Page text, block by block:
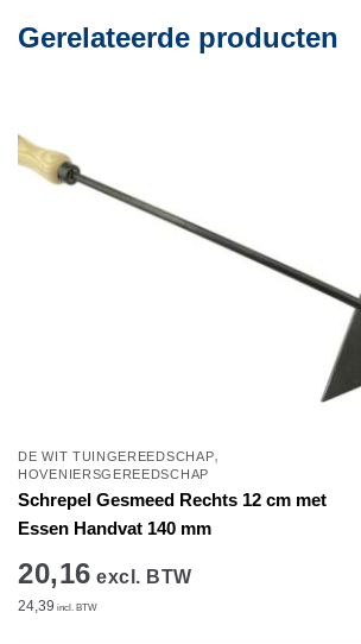
Gerelateerde producten
DE WIT TUINGEREEDSCHAP,
HOVENIERSGEREEDSCHAP
Schrepel Gesmeed Rechts 12 cm met
Essen Handvat 140 mm
20,16 excl. BTW
24,39 incl. BTW